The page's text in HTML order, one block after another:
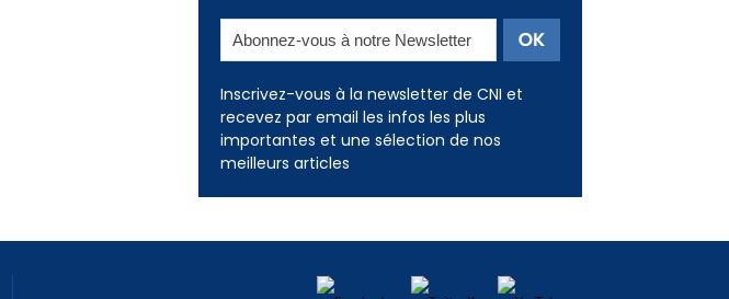
Inscrivez-vous à la newsletter de CNI et
recevez par email les infos les plus
importantes et une sélection de nos
meilleurs articles